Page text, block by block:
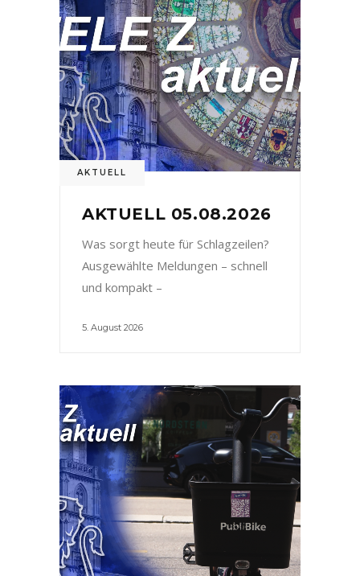
AKTUELL
AKTUELL 05.08.2026
Was sorgt heute für Schlagzeilen?
Ausgewählte Meldungen – schnell
und kompakt –
5. August 2026